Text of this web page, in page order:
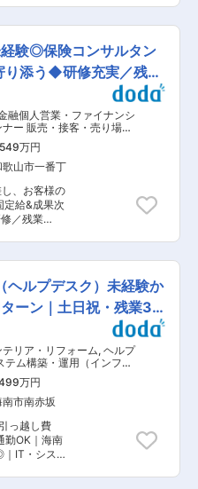
ションです。
まで一貫して
イベントで実
がら、「光の
のもと、地
ネーション
ダー候補とし
する外観や点
指示出しや作
ッキング、部
み込み部材
フォロー ■
タッフが担当
段取りやサ
荷検品から
ため、現場
求められま
やサポートを
を支えるポ
特化したメー
子を間近で感
る」というビ
化につながる
んでいま
経験◎保険コンサルタン
添う◆研修充実／残業
融個人営業・ファイナンシ
ー 販売・接客・売り場担
549万円
山市一番丁
、お客様の
定給&成果次
／残業
リモートプロ
トレーナー
業・保険未経
接客、事
トの社員が
らではの安
（完全歩合
。加えて成果
談しながら
応の質やア
価 ■業務
フターフォロ
します。 教
しの中で生
った地域密
ひとりに寄り
ヘルプデスク）未経験か
ーン｜土日祝・残業30
リア・リフォーム, ヘルプ
テム構築・運用（インフラ
万円
市南赤坂
っ越し費
勤OK｜海南
IT・システ